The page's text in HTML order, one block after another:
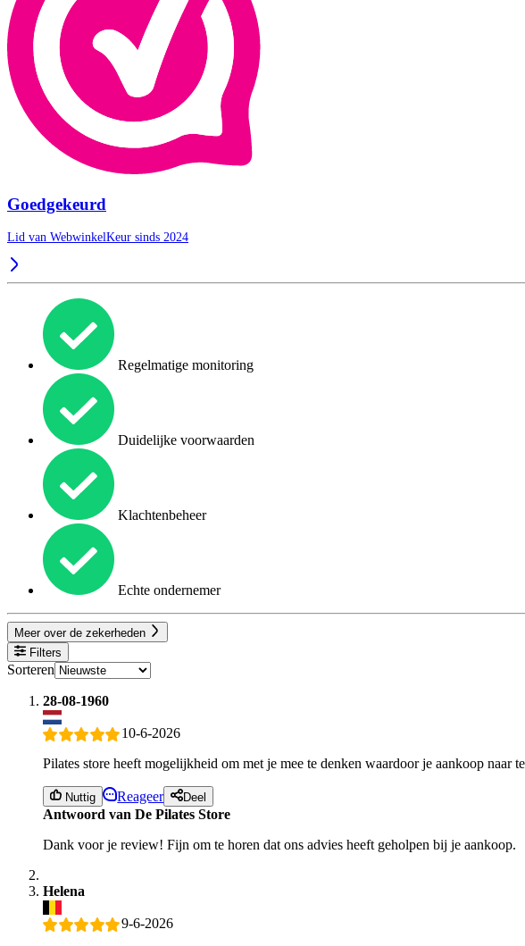
Goedgekeurd
Lid van WebwinkelKeur sinds 2024
Regelmatige monitoring
Duidelijke voorwaarden
Klachtenbeheer
Echte ondernemer
Meer over de zekerheden
Filters
Sorteren
28-08-1960
10-6-2026
Pilates store heeft mogelijkheid om met je mee te denken waardoor je aankoop naar
Nuttig Reageer Deel
Antwoord van De Pilates Store
Dank voor je review! Fijn om te horen dat ons advies heeft geholpen bij je aankoop.
Helena
9-6-2026